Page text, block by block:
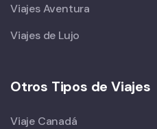
Viajes Aventura
Viajes de Lujo
Otros Tipos de Viajes
Viaje Canadá